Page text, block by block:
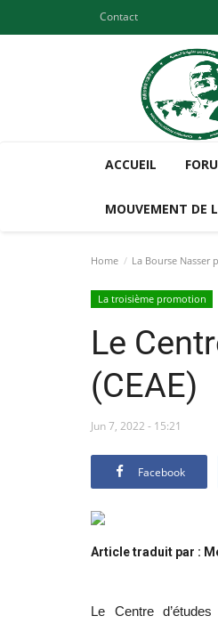
Contact
ACCUEIL
MOUVEMENT DE
Home La Bourse
La troisième promotion
Le
(CEAE)
Jun 7, 2022 - 15:21
Facebook
Article traduit par :
Le Centre